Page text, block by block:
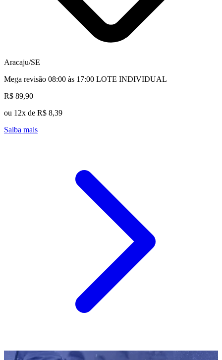
Aracaju/SE
Mega revisão 08:00 às 17:00 LOTE INDIVIDUAL
R$ 89,90
ou 12x de R$ 8,39
Saiba mais